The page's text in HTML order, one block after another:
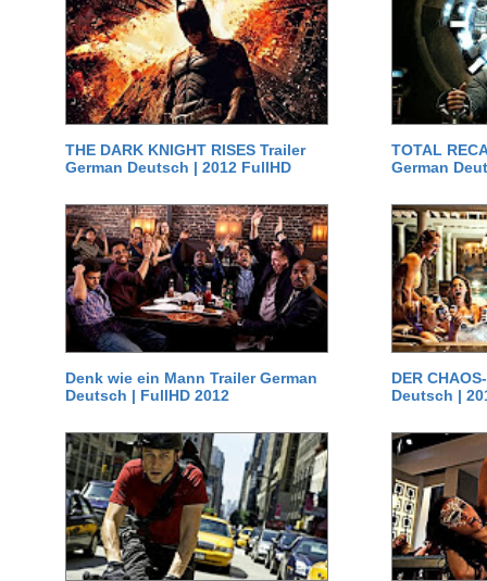
THE DARK KNIGHT RISES Trailer
German Deutsch | 2012 FullHD
TOTAL
German
Denk wie ein Mann Trailer German
Deutsch | FullHD 2012
DER
Deutsch |